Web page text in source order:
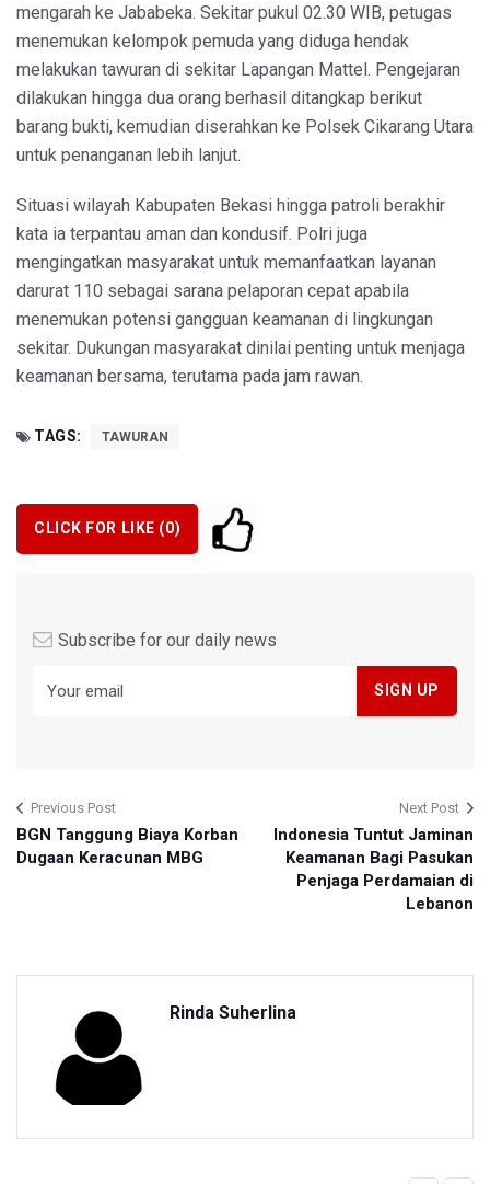
mengarah ke Jababeka. Sekitar pukul 02.30 WIB, petugas
menemukan kelompok pemuda yang diduga hendak
melakukan tawuran di sekitar Lapangan Mattel. Pengejaran
dilakukan hingga dua orang berhasil ditangkap berikut
barang bukti, kemudian diserahkan ke Polsek Cikarang Utara
untuk penanganan lebih lanjut.
Situasi wilayah Kabupaten Bekasi hingga patroli berakhir
kata ia terpantau aman dan kondusif. Polri juga
mengingatkan masyarakat untuk memanfaatkan layanan
darurat 110 sebagai sarana pelaporan cepat apabila
menemukan potensi gangguan keamanan di lingkungan
sekitar. Dukungan masyarakat dinilai penting untuk menjaga
keamanan bersama, terutama pada jam rawan.
TAGS: TAWURAN
CLICK FOR LIKE (0)
Subscribe for our daily news
Previous Post
BGN Tanggung Biaya Korban
Dugaan Keracunan MBG
Next Post
Indonesia Tuntut Jaminan
Keamanan Bagi Pasukan
Penjaga Perdamaian di
Lebanon
Rinda Suherlina